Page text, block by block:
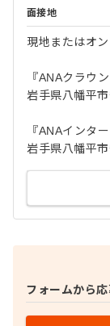
面接地
現地またはオ
『ANAクラウ
岩手県八幡平
『ANAインタ
岩手県八幡平
フォームから